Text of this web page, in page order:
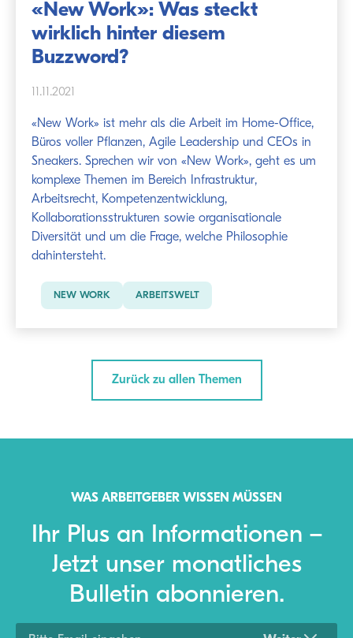
«New Work»: Was steckt
wirklich hinter diesem
Buzzword?
11.11.2021
«New Work» ist mehr als die Arbeit im Home-Office,
Büros voller Pflanzen, Agile Leadership und CEOs in
Sneakers. Sprechen wir von «New Work», geht es um
komplexe Themen im Bereich Infrastruktur,
Arbeitsrecht, Kompetenzentwicklung,
Kollaborationsstrukturen sowie organisationale
Diversität und um die Frage, welche Philosophie
dahintersteht.
NEW WORK ARBEITSWELT
Zurück zu allen Themen
WAS ARBEITGEBER WISSEN MÜSSEN
Ihr Plus an Informationen –
Jetzt unser monatliches
Bulletin abonnieren.